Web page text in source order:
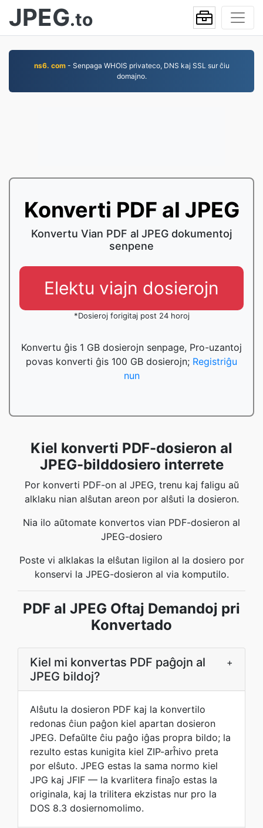
JPEG.to
ns6. com- Senpaga WHOIS privateco, DNS kaj SSL sur ĉiu
domajno.
Konverti PDF al JPEG
Konvertu Vian PDF al JPEG dokumentoj
senpene
Elektu viajn dosierojn
*Dosieroj forigitaj post 24 horoj
Konvertu ĝis 1 GB dosierojn senpage, Pro-uzantoj
povas konverti ĝis 100 GB dosierojn; Registriĝu
nun
Kiel konverti PDF-dosieron al
JPEG-bilddosiero interrete
Por konverti PDF-on al JPEG, trenu kaj faligu aŭ
alklaku nian alŝutan areon por alŝuti la dosieron.
Nia ilo aŭtomate konvertos vian PDF-dosieron al
JPEG-dosiero
Poste vi alklakas la elŝutan ligilon al la dosiero por
konservi la JPEG-dosieron al via komputilo.
PDF al JPEG Oftaj Demandoj pri
Konvertado
Kiel mi konvertas PDF paĝojn al
JPEG bildoj?
+
Alŝutu la dosieron PDF kaj la konvertilo
redonas ĉiun paĝon kiel apartan dosieron
JPEG. Defaŭlte ĉiu paĝo iĝas propra bildo; la
rezulto estas kunigita kiel ZIP-arĥivo preta
por elŝuto. JPEG estas la sama normo kiel
JPG kaj JFIF — la kvarlitera finaĵo estas la
originala, kaj la trilitera ekzistas nur pro la
DOS 8.3 dosiernomolimo.